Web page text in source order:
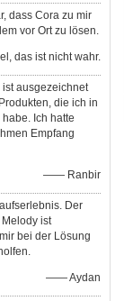
dass Cora zu mir
vor Ort zu lösen.
das ist nicht wahr.
ausgezeichnet
die ich in
Ich hatte
Empfang
—— Ranbir
Der
ist
bei der Lösung
—— Aydan